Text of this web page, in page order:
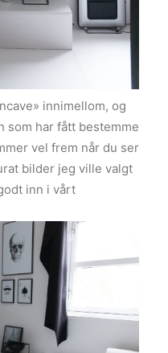
innimellom, og
som har fått bestemme
vel frem når du ser
bilder jeg ville valgt
inn i vårt